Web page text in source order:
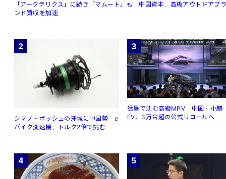
「アークテリクス」に続き「マムート」も 中国資本、高級アウトドアブ
ンド買収を加速
2
シマノ・ボッシュの牙城に中国勢 e
バイク変速機、トルク2倍で挑む
3
猛暑で沈む高級MPV 中国・小鵬
EV、3万台超の公式リコールへ
4 5